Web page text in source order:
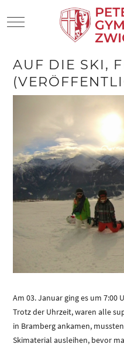
Mobile Menu Toggle
AUF DIE SKI,
Am 03. Januar ging es um 7:00
Trotz der Uhrzeit, waren alle
in Bramberg ankamen,
Skimaterial ausleihen, bevor